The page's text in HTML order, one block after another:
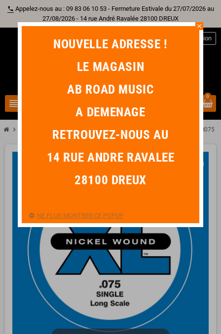
phone Appelez-nous au : 09 83 06 10 53 - Fermeture Estivale du 27/07/2026 au
27/08/2026 - 14 rue André Ravalée 28100 DREUX
view_headline
Connexion
0
chevron_right Corde Au Détail chevron_right Basse chevron_right D'ADDARIO Corde BASSE XLB075
close
NOUVELLE ADRESSE !
LE MAGASIN
AB ROAD MUSIC
A DEMENAGE
RETROUVEZ-NOUS AU
14 RUE ANDRE RAVALEE
28100 DREUX
NE PLUS MONTRER CE POPUP.